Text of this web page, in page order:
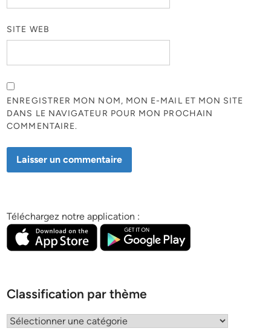
SITE WEB
ENREGISTRER MON NOM, MON E-MAIL ET MON SITE
DANS LE NAVIGATEUR POUR MON PROCHAIN
COMMENTAIRE.
Téléchargez notre application :
Classification par thème
Classification